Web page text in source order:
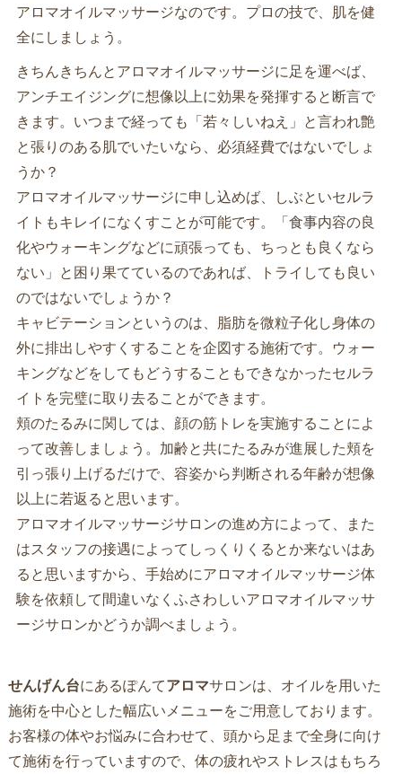
アロマオイルマッサージなのです。プロの技で、肌を健
全にしましょう。
きちんきちんとアロマオイルマッサージに足を運べば、
アンチエイジングに想像以上に効果を発揮すると断言で
きます。いつまで経っても「若々しいねえ」と言われ艶
と張りのある肌でいたいなら、必須経費ではないでしょ
うか？
アロマオイルマッサージに申し込めば、しぶといセルラ
イトもキレイになくすことが可能です。「食事内容の良
化やウォーキングなどに頑張っても、ちっとも良くなら
ない」と困り果てているのであれば、トライしても良い
のではないでしょうか？
キャビテーションというのは、脂肪を微粒子化し身体の
外に排出しやすくすることを企図する施術です。ウォー
キングなどをしてもどうすることもできなかったセルラ
イトを完璧に取り去ることができます。
頬のたるみに関しては、顔の筋トレを実施することによ
って改善しましょう。加齢と共にたるみが進展した頬を
引っ張り上げるだけで、容姿から判断される年齢が想像
以上に若返ると思います。
アロマオイルマッサージサロンの進め方によって、また
はスタッフの接遇によってしっくりくるとか来ないはあ
ると思いますから、手始めにアロマオイルマッサージ体
験を依頼して間違いなくふさわしいアロマオイルマッサ
ージサロンかどうか調べましょう。
せんげん台にあるぽんてアロマサロンは、オイルを用いた
施術を中心とした幅広いメニューをご用意しております。
お客様の体やお悩みに合わせて、頭から足まで全身に向け
て施術を行っていますので、体の疲れやストレスはもちろ